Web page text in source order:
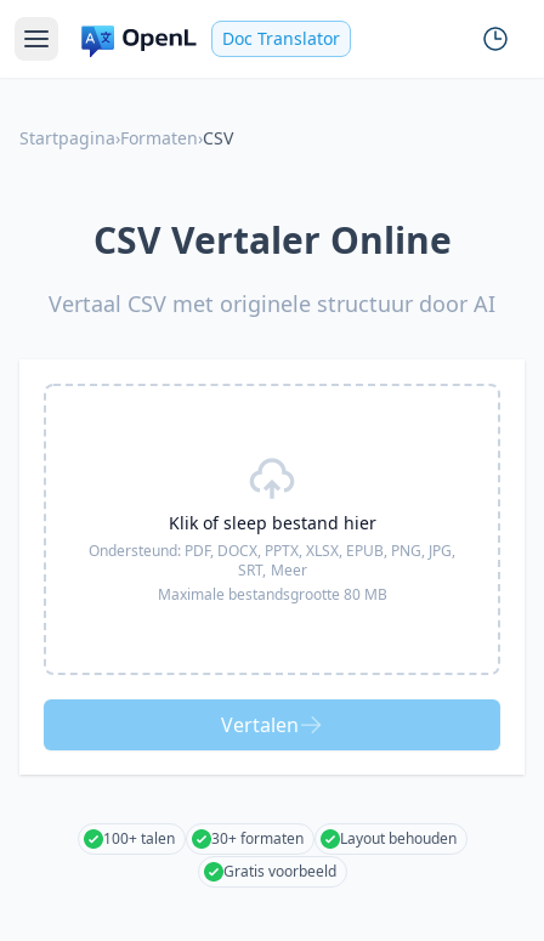
Doc Translator
Startpagina›Formaten›CSV
CSV Vertaler Online
Vertaal CSV met originele structuur door AI
Klik of sleep bestand hier
Ondersteund: PDF, DOCX, PPTX, XLSX, EPUB, PNG, JPG,
SRT, Meer
Maximale bestandsgrootte 80 MB
Vertalen
100+ talen 30+ formaten
Layout behouden
Gratis voorbeeld